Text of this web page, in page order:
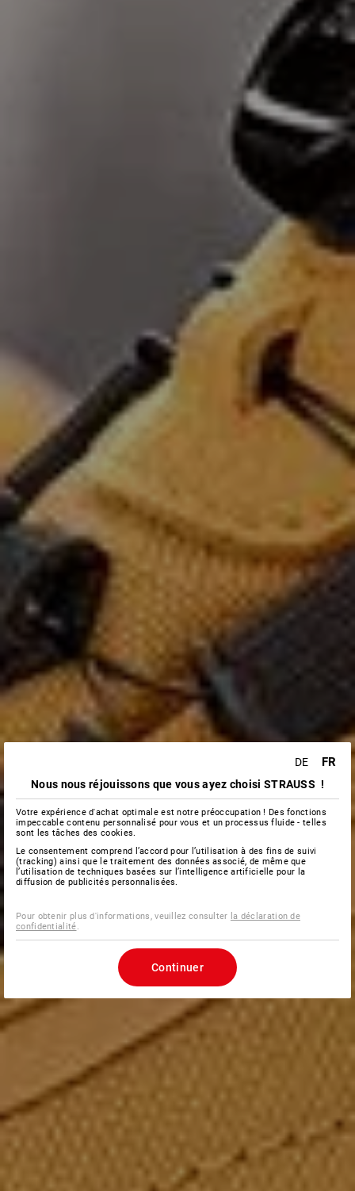
DE FR
Nous nous réjouissons que vous ayez choisi STRAUSS !
Votre expérience d'achat optimale est notre préoccupation ! Des fonctions
impeccable contenu personnalisé pour vous et un processus fluide - telles
sont les tâches des cookies.
Le consentement comprend l’accord pour l’utilisation à des fins de suivi
(tracking) ainsi que le traitement des données associé, de même que
l’utilisation de techniques basées sur l’intelligence artificielle pour la
diffusion de publicités personnalisées.
Pour obtenir plus d'informations, veuillez consulter la déclaration de
confidentialité.
Continuer